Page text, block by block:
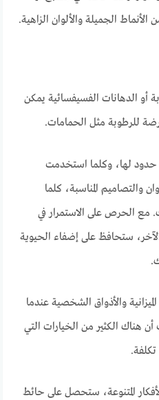
الجميلة والألوان الزاهية.
أو الدهانات الفسيفسائية يمكن
للرطوبة مثل الحمامات.
حدود لها، وكلما استخدمت
والتصاميم المناسبة، كلما
الحرص على الاستمرار في
ستحافظ على إضفاء الحيوية
والأذواق الشخصية عندما
هناك الكثير من الخيارات التي
المتنوعة، ستحصل على حائط